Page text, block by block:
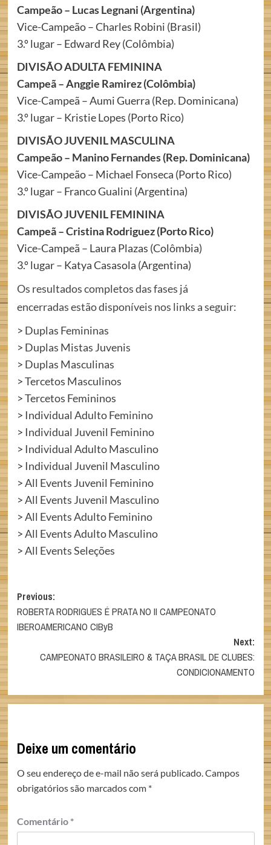
Campeão – Lucas Legnani (Argentina)
Vice-Campeão – Charles Robini (Brasil)
3.º lugar – Edward Rey (Colômbia)
DIVISÃO ADULTA FEMININA
Campeã – Anggie Ramirez (Colômbia)
Vice-Campeã – Aumi Guerra (Rep. Dominicana)
3.º lugar – Kristie Lopes (Porto Rico)
DIVISÃO JUVENIL MASCULINA
Campeão – Manino Fernandes (Rep. Dominicana)
Vice-Campeão – Michael Fonseca (Porto Rico)
3.º lugar – Franco Gualini (Argentina)
DIVISÃO JUVENIL FEMININA
Campeã – Cristina Rodriguez (Porto Rico)
Vice-Campeã – Laura Plazas (Colômbia)
3.º lugar – Katya Casasola (Argentina)
Os resultados completos das fases já
encerradasestão disponíveis nos links a seguir:
> Duplas Femininas
> Duplas Mistas Juvenis
> Duplas Masculinas
>Tercetos Masculinos
>Tercetos Femininos
> Individual Adulto Feminino
> Individual Juvenil Feminino
> Individual Adulto Masculino
> Individual Juvenil Masculino
>All Events Juvenil Feminino
>All Events Juvenil Masculino
>All Events Adulto Feminino
>All Events Adulto Masculino
>All Events Seleções
Post
navigation
Previous:
ROBERTA RODRIGUES É PRATA NO II CAMPEONATO
IBEROAMERICANO CIByB
Next:
CAMPEONATO BRASILEIRO & TAÇA BRASIL DE CLUBES:
CONDICIONAMENTO
Deixe um comentário
O seu endereço de e-mail não será publicado.Campos
obrigatórios são marcados com *
Comentário *